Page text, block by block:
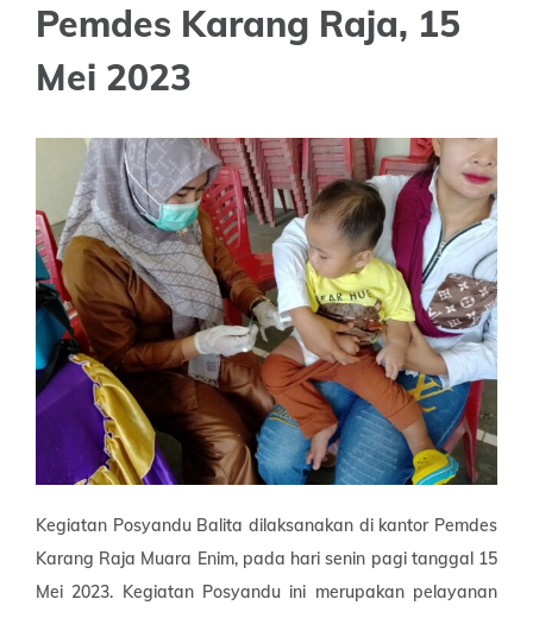
Pemdes Karang Raja, 15
Mei 2023
Kegiatan Posyandu Balita dilaksanakan di kantor Pemdes
Karang Raja Muara Enim, pada hari senin pagi tanggal 15
Mei 2023. Kegiatan Posyandu ini merupakan pelayanan